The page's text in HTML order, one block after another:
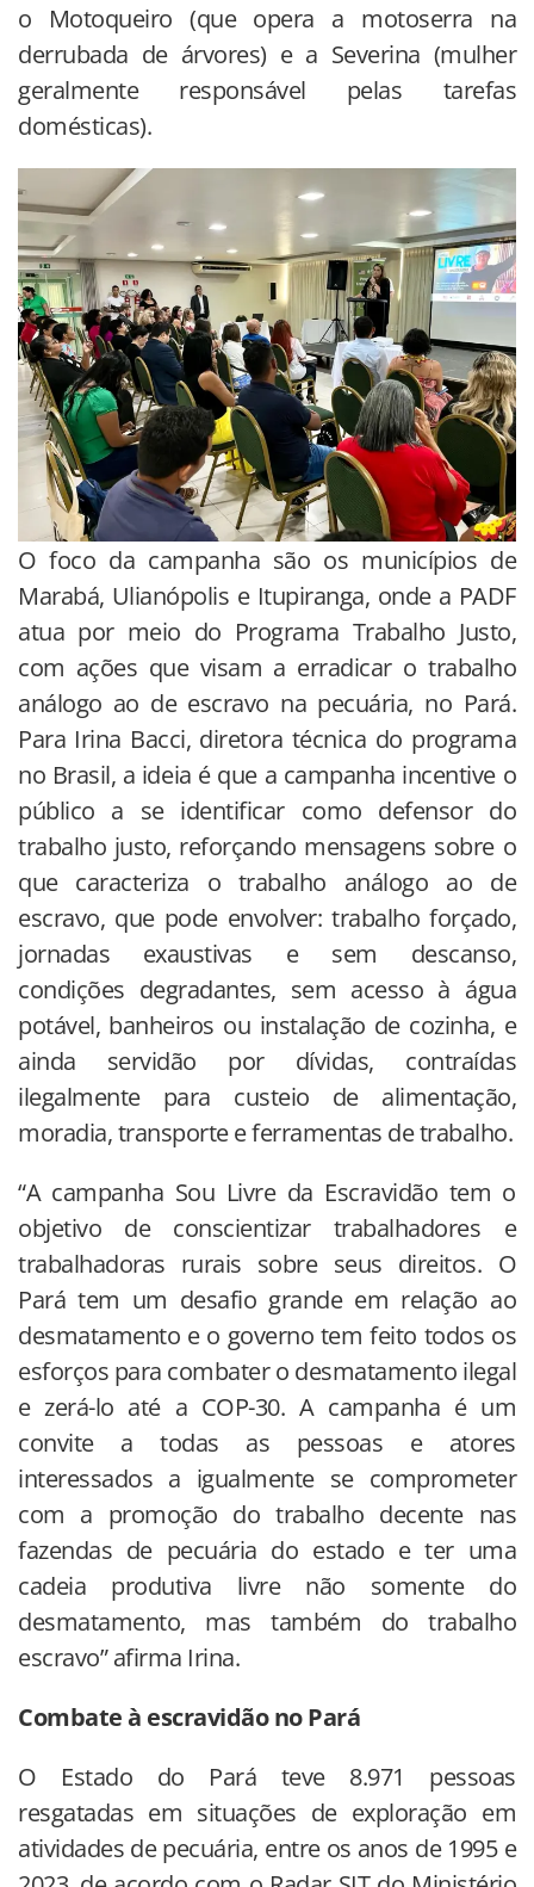
o Motoqueiro (que opera a motoserra na
derrubada de árvores) e a Severina (mulher
geralmente responsável pelas tarefas
domésticas).
O foco da campanha são os municípios de
Marabá, Ulianópolis e Itupiranga, onde a PADF
atua por meio do Programa Trabalho Justo,
com ações que visam a erradicar o trabalho
análogo ao de escravo na pecuária, no Pará.
Para Irina Bacci, diretora técnica do programa
no Brasil, a ideia é que a campanha incentive o
público a se identificar como defensor do
trabalho justo, reforçando mensagens sobre o
que caracteriza o trabalho análogo ao de
escravo, que pode envolver: trabalho forçado,
jornadas exaustivas e sem descanso,
condições degradantes, sem acesso à água
potável, banheiros ou instalação de cozinha, e
ainda servidão por dívidas, contraídas
ilegalmente para custeio de alimentação,
moradia, transporte e ferramentas de trabalho.
“A campanha Sou Livre da Escravidão tem o
objetivo de conscientizar trabalhadores e
trabalhadoras rurais sobre seus direitos. O
Pará tem um desafio grande em relação ao
desmatamento e o governo tem feito todos os
esforços para combater o desmatamento ilegal
e zerá-lo até a COP-30. A campanha é um
convite a todas as pessoas e atores
interessados a igualmente se comprometer
com a promoção do trabalho decente nas
fazendas de pecuária do estado e ter uma
cadeia produtiva livre não somente do
desmatamento, mas também do trabalho
escravo” afirma Irina.
Combate à escravidão no Pará
O Estado do Pará teve 8.971 pessoas
resgatadas em situações de exploração em
atividades de pecuária, entre os anos de 1995 e